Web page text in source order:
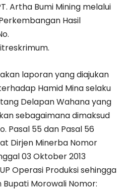
Artha Bumi Mining melalui
Hasil
laporan yang diajukan
Hamid Mina selaku
Delapan Wahana yang
sebagaimana dimaksud
Pasal 55 dan Pasal 56
Dirjen Minerba Nomor
03 Oktober 2013
Operasi Produksi sehingga
Morowali Nomor: